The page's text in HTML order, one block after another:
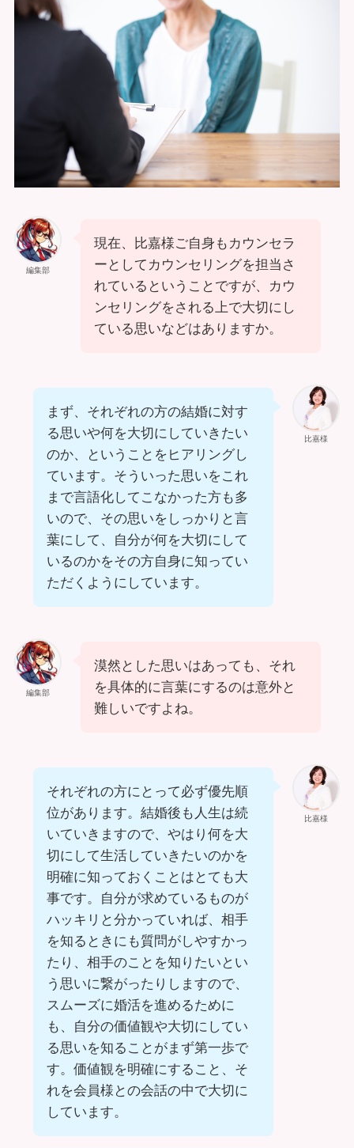
編集部
現在、比嘉様ご自身もカウンセラ
ーとしてカウンセリングを担当さ
れているということですが、カウ
ンセリングをされる上で大切にし
ている思いなどはありますか。
比嘉様
まず、それぞれの方の結婚に対す
る思いや何を大切にしていきたい
のか、ということをヒアリングし
ています。そういった思いをこれ
まで言語化してこなかった方も多
いので、その思いをしっかりと言
葉にして、自分が何を大切にして
いるのかをその方自身に知ってい
ただくようにしています。
編集部
漠然とした思いはあっても、それ
を具体的に言葉にするのは意外と
難しいですよね。
比嘉様
それぞれの方にとって必ず優先順
位があります。結婚後も人生は続
いていきますので、やはり何を大
切にして生活していきたいのかを
明確に知っておくことはとても大
事です。自分が求めているものが
ハッキリと分かっていれば、相手
を知るときにも質問がしやすかっ
たり、相手のことを知りたいとい
う思いに繋がったりしますので、
スムーズに婚活を進めるために
も、自分の価値観や大切にしてい
る思いを知ることがまず第一歩で
す。価値観を明確にすること、そ
れを会員様との会話の中で大切に
しています。